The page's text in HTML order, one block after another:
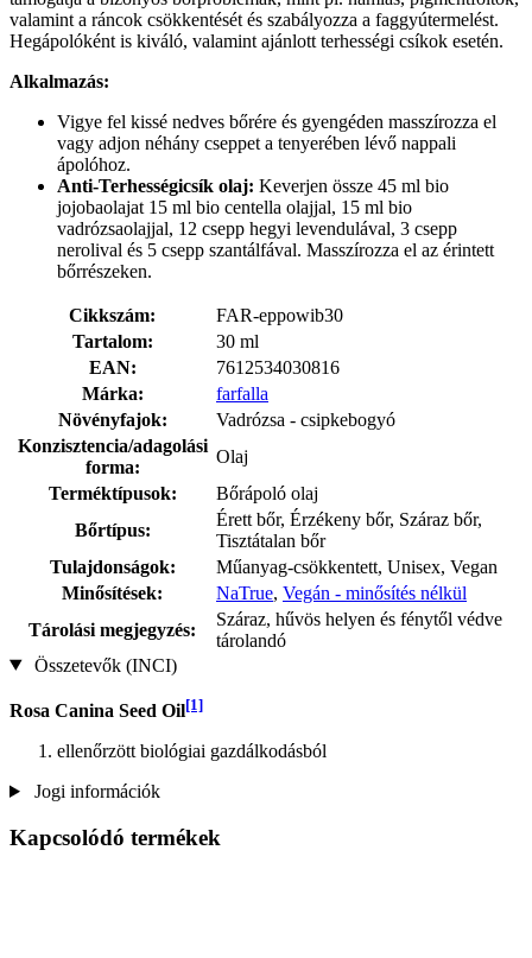
valamint a ráncok csökkentését és szabályozza a faggyútermelést.
Hegápolóként is kiváló, valamint ajánlott terhességi csíkok esetén.
Alkalmazás:
Vigye fel kissé nedves bőrére és gyengéden masszírozza el
vagy adjon néhány cseppet a tenyerében lévő nappali
ápolóhoz.
Anti-Terhességicsík olaj: Keverjen össze 45 ml bio
jojobaolajat 15 ml bio centella olajjal, 15 ml bio
vadrózsaolajjal, 12 csepp hegyi levendulával, 3 csepp
nerolival és 5 csepp szantálfával. Masszírozza el az érintett
bőrrészeken.
Cikkszám:
FAR-eppowib30
Tartalom:
30 ml
EAN:
7612534030816
Márka:
farfalla
Növényfajok:
Vadrózsa - csipkebogyó
Konzisztencia/adagolási
forma:
Olaj
Terméktípusok:
Bőrápoló olaj
Bőrtípus:
Érett bőr, Érzékeny bőr, Száraz bőr,
Tisztátalan bőr
Tulajdonságok:
Műanyag-csökkentett, Unisex, Vegan
Minősítések:
NaTrue, Vegán - minősítés nélkül
Tárolási megjegyzés:
Száraz, hűvös helyen és fénytől védve
tárolandó
Összetevők (INCI)
Rosa Canina Seed Oil[1]
ellenőrzött biológiai gazdálkodásból
Jogi információk
Kapcsolódó termékek